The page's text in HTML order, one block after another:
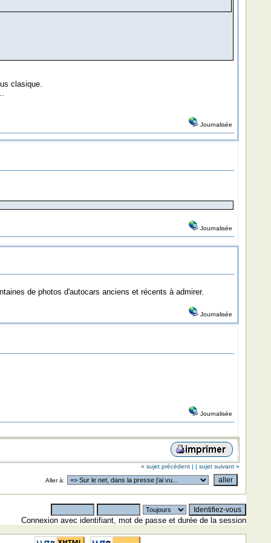
clasique.
Journalisée
Journalisée
de photos d'autocars anciens et récents à admirer.
Journalisée
Journalisée
« sujet précédent | | sujet suivant »
Aller à:
Connexion avec identifiant, mot de passe et durée de la session